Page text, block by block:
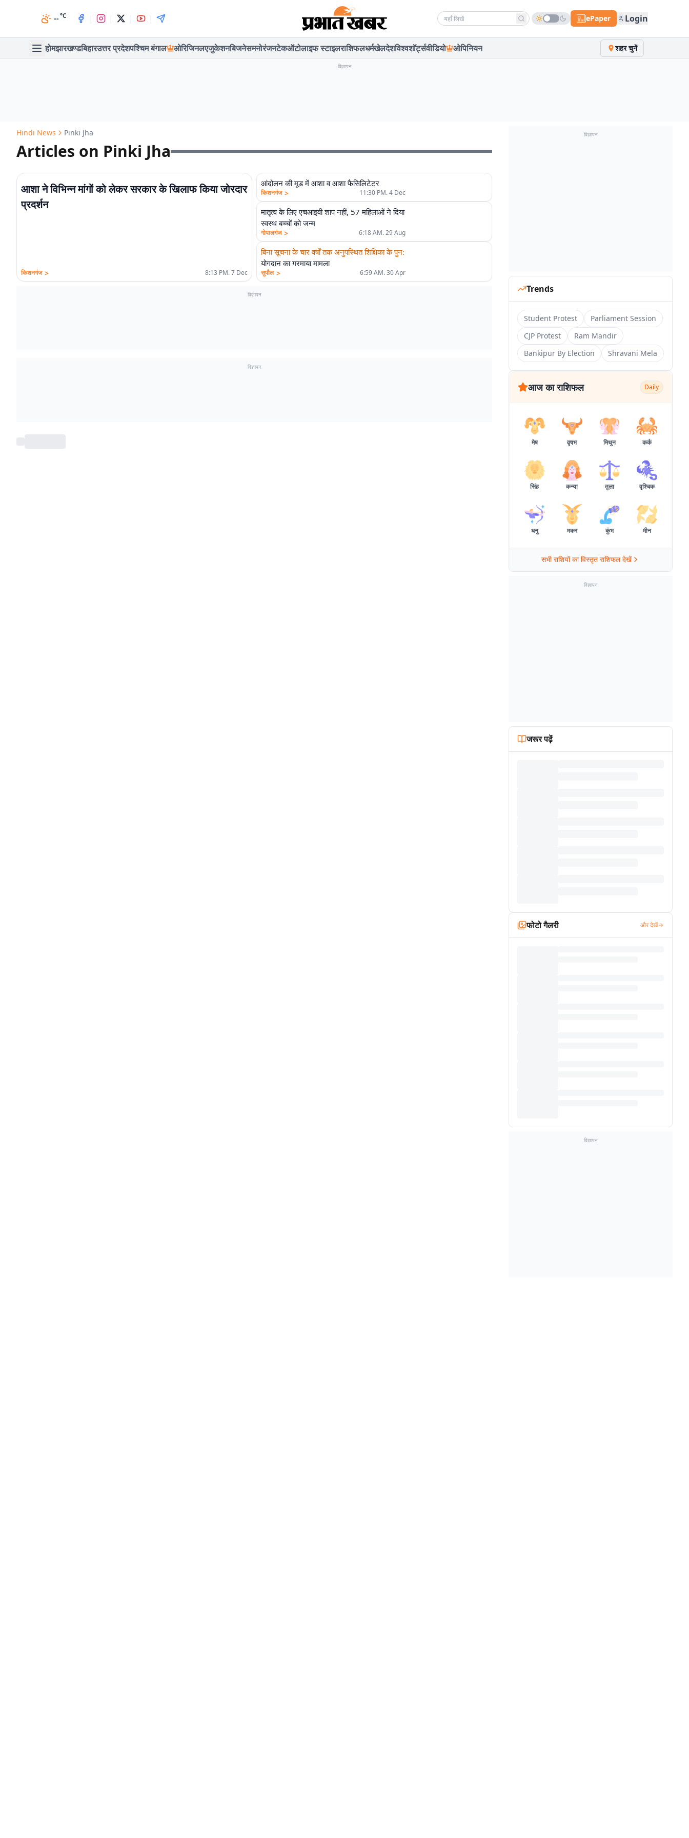
--°C | | | | Search news ePaper Login
होमझारखण्डबिहारउत्तर प्रदेशपश्चिम बंगाल ओरिजिनलएजुकेशनबिजनेसमनोरंजनटेकऑटोलाइफ स्टाइलराशिफलधर्मखेलदेशविश्वशॉर्ट्सवीडियो ओपिनियन शहर चुनें
विज्ञापन
Hindi News Pinki Jha
Articles on Pinki Jha
आशा ने विभिन्न मांगों को लेकर सरकार के खिलाफ किया जोरदार
प्रदर्शन
किशनगंज > 8:13 PM. 7 Dec
आंदोलन की मूड में आशा व आशा फैसिलिटेटर
किशनगंज > 11:30 PM. 4 Dec
मातृत्व के लिए एचआइवी शाप नहीं, 57 महिलाओं ने दिया
स्वस्थ बच्चों को जन्म
गोपालगंज > 6:18 AM. 29 Aug
बिना सूचना के चार वर्षों तक अनुपस्थित शिक्षिका के पुन:
योगदान का गरमाया मामला
सुपौल > 6:59 AM. 30 Apr
विज्ञापन
विज्ञापन
विज्ञापन
Trends
Student Protest
Parliament Session
CJP Protest
Ram Mandir
Bankipur By Election
Shravani Mela
आज का राशिफल Daily
मेष वृषभ मिथुन कर्क
सिंह कन्या तुला वृश्चिक
धनु मकर कुंभ मीन
सभी राशियों का विस्तृत राशिफल देखें
विज्ञापन
जरूर पढ़ें
फोटो गैलरी और देखें
विज्ञापन